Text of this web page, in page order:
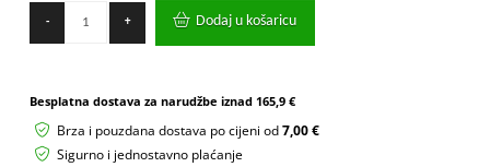
-
naočale
Hogert
+ Dodaj u košaricu
Besplatna dostava za narudžbe iznad 165,9 €
Brza i pouzdana dostava po cijeni od7,00 €
Sigurno i jednostavno plaćanje